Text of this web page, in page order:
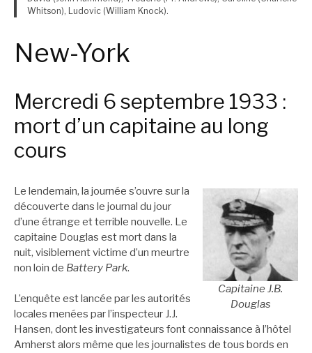
Whitson), Ludovic (William Knock).
New-York
Mercredi 6 septembre 1933 :
mort d’un capitaine au long
cours
Capitaine J.B.
Douglas
Le lendemain, la journée s’ouvre sur la
découverte dans le journal du jour
d’une étrange et terrible nouvelle. Le
capitaine Douglas est mort dans la
nuit, visiblement victime d’un meurtre
non loin de Battery Park.
L’enquête est lancée par les autorités
locales menées par l’inspecteur J.J.
Hansen, dont les investigateurs font connaissance à l’hôtel
Amherst alors même que les journalistes de tous bords en